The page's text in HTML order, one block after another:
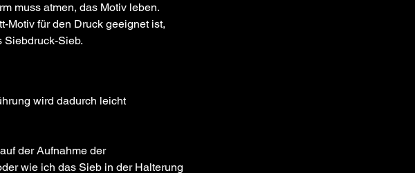
muss atmen, das Motiv leben.
Motiv für den Druck geeignet ist,
Siebdruck-Sieb.
wird dadurch leicht
der Aufnahme der
wie ich das Sieb in der Halterung